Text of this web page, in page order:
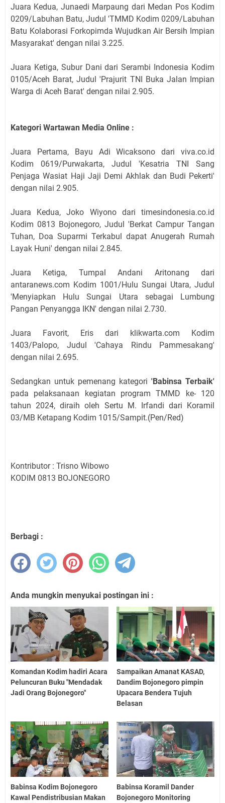
Juara Kedua, Junaedi Marpaung dari Medan Pos Kodim
0209/Labuhan Batu, Judul 'TMMD Kodim 0209/Labuhan
Batu Kolaborasi Forkopimda Wujudkan Air Bersih Impian
Masyarakat' dengan nilai 3.225.
Juara Ketiga, Subur Dani dari Serambi Indonesia Kodim
0105/Aceh Barat, Judul 'Prajurit TNI Buka Jalan Impian
Warga di Aceh Barat' dengan nilai 2.905.
Kategori Wartawan Media Online :
Juara Pertama, Bayu Adi Wicaksono dari viva.co.id
Kodim 0619/Purwakarta, Judul 'Kesatria TNI Sang
Penjaga Wasiat Haji Jaji Demi Akhlak dan Budi Pekerti'
dengan nilai 2.905.
Juara Kedua, Joko Wiyono dari timesindonesia.co.id
Kodim 0813 Bojonegoro, Judul 'Berkat Campur Tangan
Tuhan, Doa Suparmi Terkabul dapat Anugerah Rumah
Layak Huni' dengan nilai 2.845.
Juara Ketiga, Tumpal Andani Aritonang dari
antaranews.com Kodim 1001/Hulu Sungai Utara, Judul
'Menyiapkan Hulu Sungai Utara sebagai Lumbung
Pangan Penyangga IKN' dengan nilai 2.730.
Juara Favorit, Eris dari klikwarta.com Kodim
1403/Palopo, Judul 'Cahaya Rindu Pammesakang'
dengan nilai 2.695.
Sedangkan untuk pemenang kategori 'Babinsa Terbaik'
pada pelaksanaan kegiatan program TMMD ke- 120
tahun 2024, diraih oleh Sertu M. Irfandi dari Koramil
03/MB Ketapang Kodim 1015/Sampit.(Pen/Red)
Kontributor : Trisno Wibowo
KODIM 0813 BOJONEGORO
Berbagi :
Anda mungkin menyukai postingan ini :
Komandan Kodim hadiri Acara
Peluncuran Buku "Mendadak
Jadi Orang Bojonegoro"
Sampaikan Amanat KASAD,
Dandim Bojonegoro pimpin
Upacara Bendera Tujuh
Belasan
Babinsa Kodim Bojonegoro
Kawal Pendistribusian Makan
Babinsa Koramil Dander
Bojonegoro Monitoring